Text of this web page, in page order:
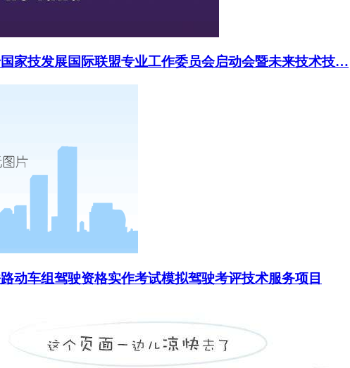
家技发展国际联盟专业工作委员会启动会暨未来技术技…
动车组驾驶资格实作考试模拟驾驶考评技术服务项目